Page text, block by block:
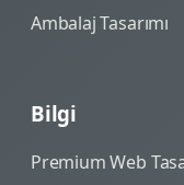
Ambalaj Tasarımı
Bilgi
Premium Web